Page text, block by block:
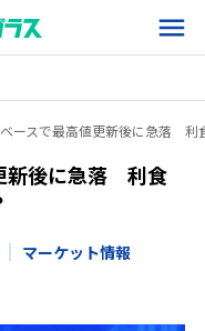
ースで最高値更新後に急落 利
新後に急落 利食
マーケット情報